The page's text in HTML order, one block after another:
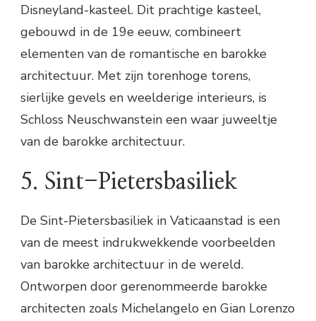
Disneyland-kasteel. Dit prachtige kasteel,
gebouwd in de 19e eeuw, combineert
elementen van de romantische en barokke
architectuur. Met zijn torenhoge torens,
sierlijke gevels en weelderige interieurs, is
Schloss Neuschwanstein een waar juweeltje
van de barokke architectuur.
5. Sint-Pietersbasiliek
De Sint-Pietersbasiliek in Vaticaanstad is een
van de meest indrukwekkende voorbeelden
van barokke architectuur in de wereld.
Ontworpen door gerenommeerde barokke
architecten zoals Michelangelo en Gian Lorenzo